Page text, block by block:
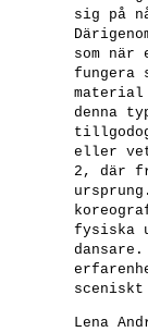
sig på
som
fungera
denna
eller
2, där
fysiska
sceniskt
Lena